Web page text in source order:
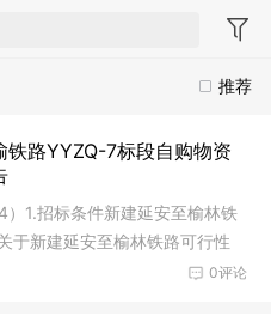
推荐
路YYZQ-7标段自购物资
1.招标条件新建延安至榆林铁
于新建延安至榆林铁路可行性
0评论